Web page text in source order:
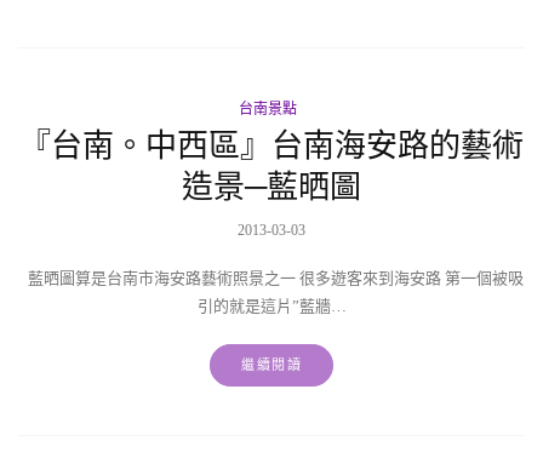
台南景點
『台南。中西區』台南海安路的藝術
造景─藍晒圖
2013-03-03
藍晒圖算是台南市海安路藝術照景之一 很多遊客來到海安路 第一個被吸
引的就是這片”藍牆…
繼續閱讀